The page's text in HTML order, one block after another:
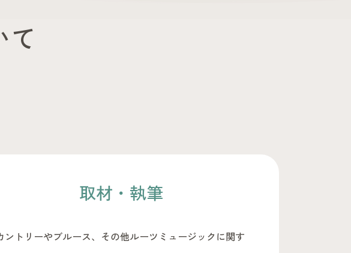
て
取材・執筆
ントリーやブルース、その他ルーツミュージックに関す